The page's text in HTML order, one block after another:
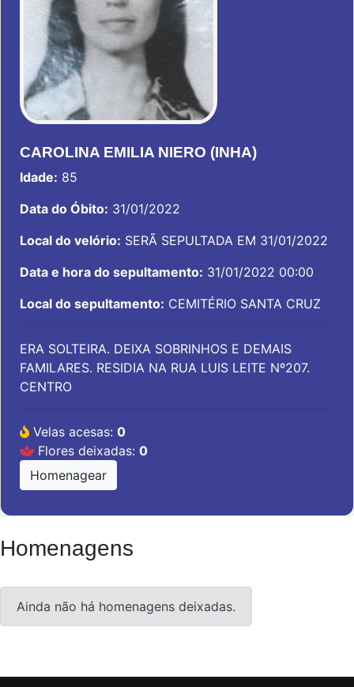
CAROLINA EMILIA NIERO (INHA)
Idade: 85
Data do Óbito: 31/01/2022
Local do velório: SERÃ SEPULTADA EM 31/01/2022
Data e hora do sepultamento: 31/01/2022 00:00
Local do sepultamento: CEMITÉRIO SANTA CRUZ
ERA SOLTEIRA. DEIXA SOBRINHOS E DEMAIS
FAMILARES. RESIDIA NA RUA LUIS LEITE Nº207.
CENTRO
Velas acesas: 0
Flores deixadas: 0
Homenagear
Homenagens
Ainda não há homenagens deixadas.